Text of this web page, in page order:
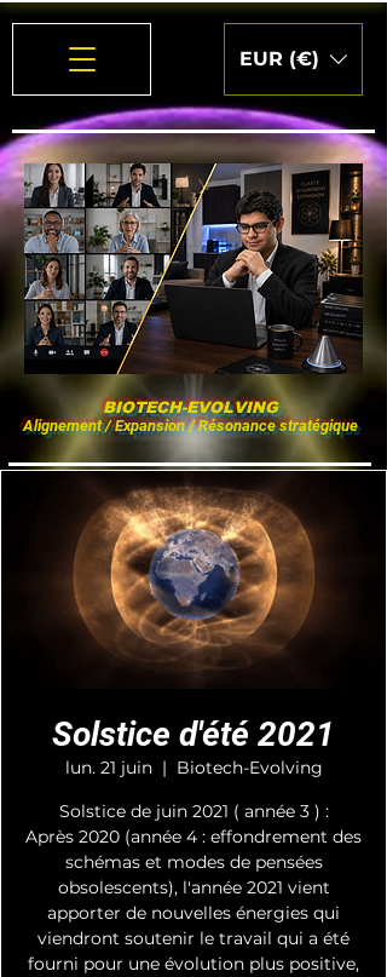
EUR (€)
BIOTECH-EVOLVING
Alignement / Expansion / Résonance stratégique
Solstice d'été 2021
lun. 21 juin
  |
Biotech-Evolving
Solstice de juin 2021 ( année 3 ) :
Après 2020 (année 4 : effondrement des
schémas et modes de pensées
obsolescents), l'année 2021 vient
apporter de nouvelles énergies qui
viendront soutenir le travail qui a été
fourni pour une évolution plus positive,